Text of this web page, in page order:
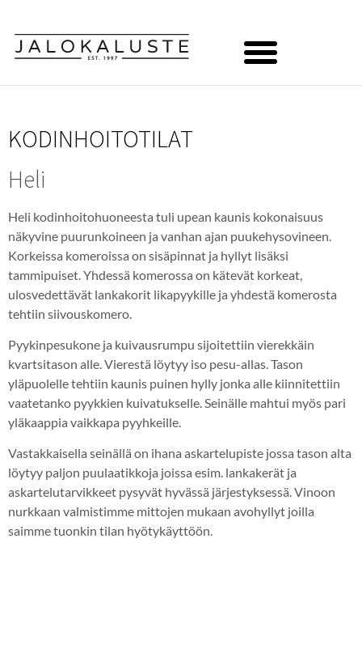
KODINHOITOTILAT
Heli
Heli kodinhoitohuoneesta tuli upean kaunis kokonaisuus
näkyvine puurunkoineen ja vanhan ajan puukehysovineen.
Korkeissa komeroissa on sisäpinnat ja hyllyt lisäksi
tammipuiset. Yhdessä komerossa on kätevät korkeat,
ulosvedettävät lankakorit likapyykille ja yhdestä komerosta
tehtiin siivouskomero.
Pyykinpesukone ja kuivausrumpu sijoitettiin vierekkäin
kvartsitason alle. Vierestä löytyy iso pesu-allas. Tason
yläpuolelle tehtiin kaunis puinen hylly jonka alle kiinnitettiin
vaatetanko pyykkien kuivatukselle. Seinälle mahtui myös pari
yläkaappia vaikkapa pyyhkeille.
Vastakkaisella seinällä on ihana askartelupiste jossa tason alta
löytyy paljon puulaatikkoja joissa esim. lankakerät ja
askartelutarvikkeet pysyvät hyvässä järjestyksessä. Vinoon
nurkkaan valmistimme mittojen mukaan avohyllyt joilla
saimme tuonkin tilan hyötykäyttöön.